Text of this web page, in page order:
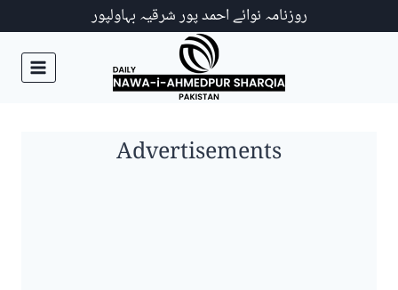
روزنامہ نوائے احمد پور شرقیہ بہاولپور
Advertisements